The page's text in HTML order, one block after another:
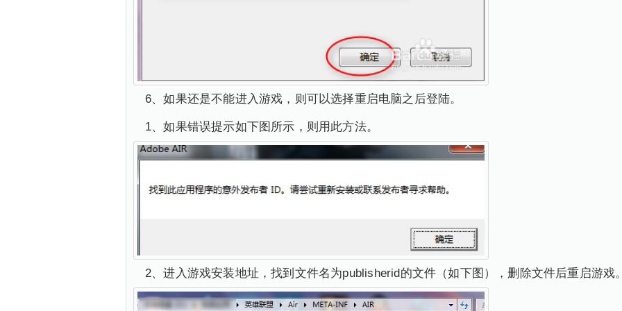
6、如果还是不能进入游戏，则可以选择重启电脑之后登陆。
1、如果错误提示如下图所示，则用此方法。
2、进入游戏安装地址，找到文件名为publisherid的文件（如下图），删除文件后重启游戏